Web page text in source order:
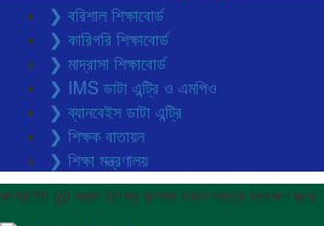
❯ বরিশাল শিক্ষাবোর্ড
❯ কারিগরি শিক্ষাবোর্ড
❯ মাদ্রাসা শিক্ষাবোর্ড
❯ IMS ডাটা এন্ট্রি ও এমপিও
❯ ব্যানবেইস ডাটা এন্ট্রি
❯ শিক্ষক বাতায়ন
❯ শিক্ষা মন্ত্রণালয়
কপিরাইট @ সাফা ডিগ্রি কলেজ সকল স্বত্ব সংরক্ষণ করে।